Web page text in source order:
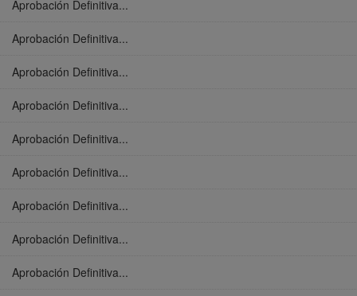
Aprobación Definitiva...
Aprobación Definitiva...
Aprobación Definitiva...
Aprobación Definitiva...
Aprobación Definitiva...
Aprobación Definitiva...
Aprobación Definitiva...
Aprobación Definitiva...
Aprobación Definitiva...